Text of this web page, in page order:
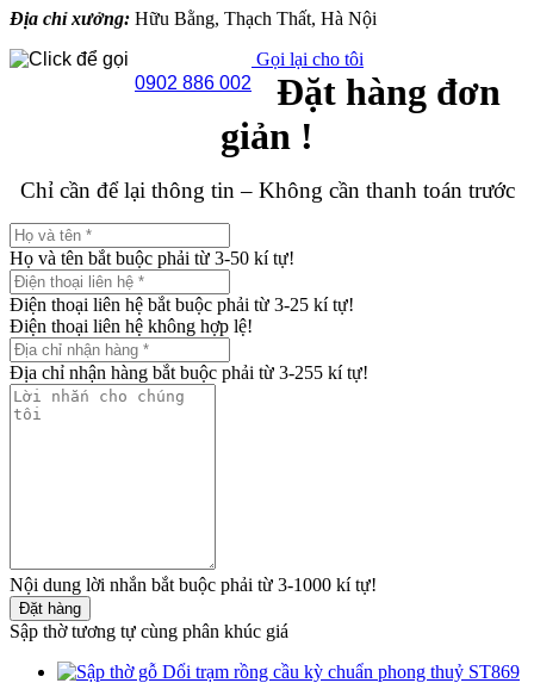
Địa chỉ xưởng: Hữu Bằng, Thạch Thất, Hà Nội
0902 886 002
Gọi lại cho tôi
Đặt hàng đơn
giản !
Chỉ cần để lại thông tin – Không cần thanh toán trước
Họ và tên bắt buộc phải từ 3-50 kí tự!
Điện thoại liên hệ bắt buộc phải từ 3-25 kí tự!
Điện thoại liên hệ không hợp lệ!
Địa chỉ nhận hàng bắt buộc phải từ 3-255 kí tự!
Nội dung lời nhắn bắt buộc phải từ 3-1000 kí tự!
Đặt hàng
Sập thờ tương tự cùng phân khúc giá